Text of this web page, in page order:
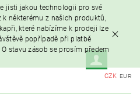
jisti jakou technologii pro své
některému z našich produktů,
které nabízíme k prodeji lze
popřípadě při platbě
stavu zásob se prosím předem
CZK EUR